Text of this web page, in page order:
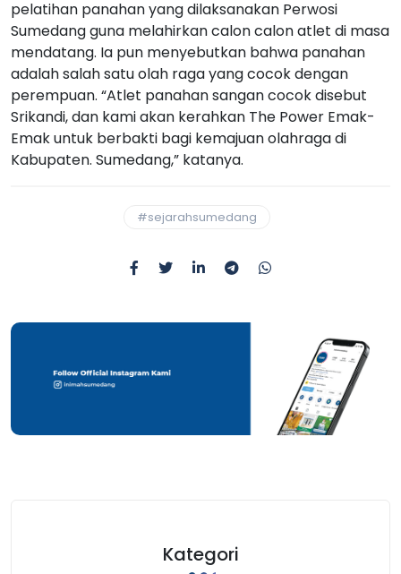
pelatihan panahan yang dilaksanakan Perwosi
Sumedang guna melahirkan calon calon atlet di masa
mendatang. Ia pun menyebutkan bahwa panahan
adalah salah satu olah raga yang cocok dengan
perempuan. “Atlet panahan sangan cocok disebut
Srikandi, dan kami akan kerahkan The Power Emak-
Emak untuk berbakti bagi kemajuan olahraga di
Kabupaten. Sumedang,” katanya.
#sejarahsumedang
Kategori